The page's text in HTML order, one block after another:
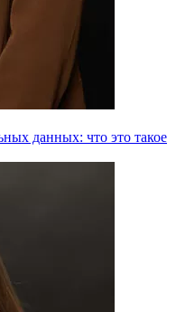
данных: что это такое